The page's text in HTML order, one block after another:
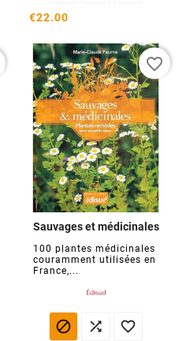
€22.00
Sauvages et médicinales
100 plantes médicinales
couramment utilisées en
France,...
  
favorite_border